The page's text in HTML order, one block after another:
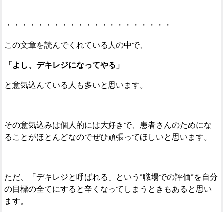
・・・・・・・・・・・・・・・・・・・・・
この文章を読んでくれている人の中で、
「よし、デキレジになってやる」
と意気込んている人も多いと思います。
その意気込みは個人的には大好きで、患者さんのためにな
ることがほとんどなのでぜひ頑張ってほしいと思います。
ただ、「デキレジと呼ばれる」という”職場での評価”を自分
の目標の全てにすると辛くなってしまうときもあると思い
ます。